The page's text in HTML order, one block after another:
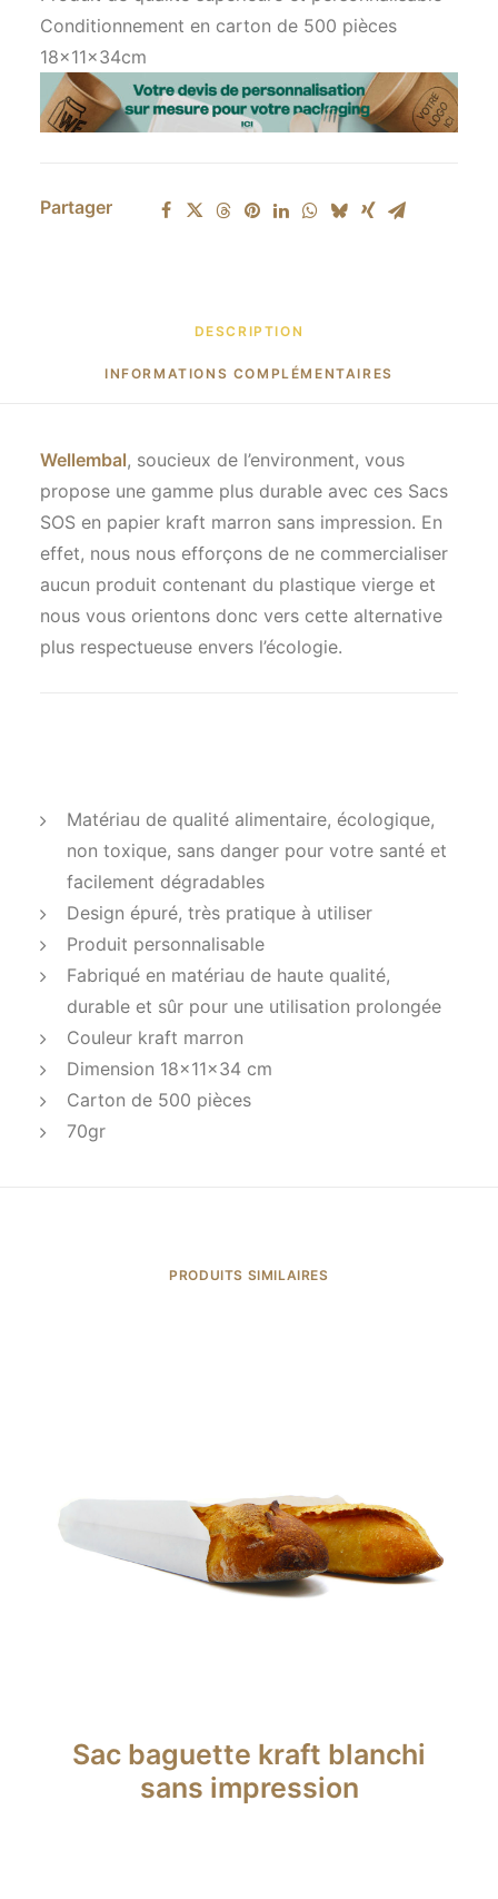
Conditionnement en carton de 500 pièces
18x11x34cm
Partager
DESCRIPTION
INFORMATIONS COMPLÉMENTAIRES
Wellembal, soucieux de l’environment, vous
propose une gamme plus durable avec ces Sacs
SOS en papier kraft marron sans impression. En
effet, nous nous efforçons de ne commercialiser
aucun produit contenant du plastique vierge et
nous vous orientons donc vers cette alternative
plus respectueuse envers l’écologie.
Matériau de qualité alimentaire, écologique,
non toxique, sans danger pour votre santé et
facilement dégradables
Design épuré, très pratique à utiliser
Produit personnalisable
Fabriqué en matériau de haute qualité,
durable et sûr pour une utilisation prolongée
Couleur kraft marron
Dimension 18x11x34 cm
Carton de 500 pièces
70gr
PRODUITS SIMILAIRES
Sac baguette kraft blanchi
sans impression